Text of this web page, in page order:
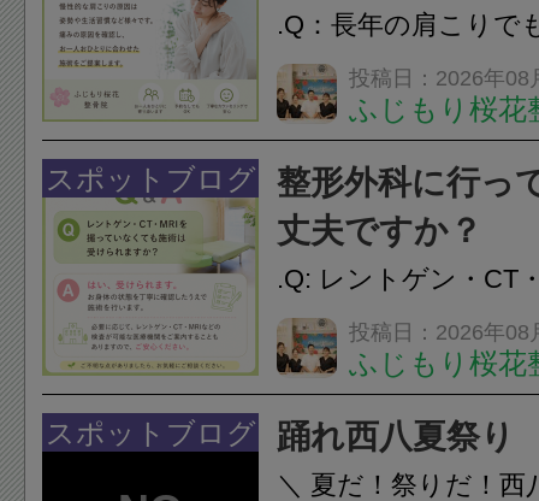
.Q：長年の肩こりで
か？A：はい、お任
性的な肩こりの原因
慣など様々です。痛
し、お一人おひとり
をご提案します。.#
投稿日：2026年08
ふじもり桜花
スポットブログ
整形外科に行っ
丈夫ですか？
.Q: レントゲン・CT
いなくても施術は受
A: はい、受けられま
態を丁寧に確認した
います。必要に応じ
投稿日：2026年08
ふじもり桜花
スポットブログ 踊れ西八夏祭り
＼ 夏だ！祭りだ！西